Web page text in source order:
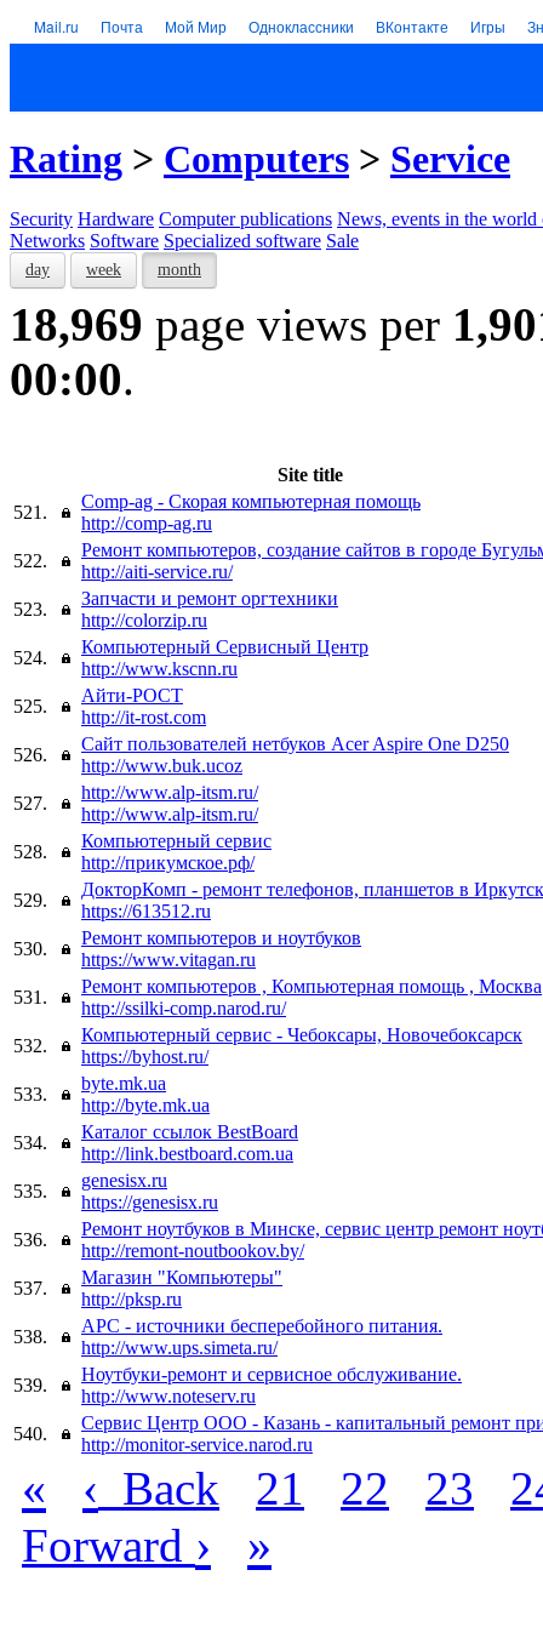
Mail.ru Почта Мой Мир Одноклассники ВКонтакте Игры
Rating > Computers > Service
Security Hardware Computer publications News, events in the world
Networks Software Specialized software Sale
day week month
18,969 page views per
00:00.
Site title
521.
Comp-ag - Скорая компьютерная помощь
http://comp-ag.ru
522.
Ремонт компьютеров, создание сайтов в городе
http://aiti-service.ru/
523.
Запчасти и ремонт оргтехники
http://colorzip.ru
524.
Компьютерный Сервисный Центр
http://www.kscnn.ru
525.
Айти-РОСТ
http://it-rost.com
526.
Сайт пользователей нетбуков Acer Aspire One D250
http://www.buk.ucoz
527.
http://www.alp-itsm.ru/
http://www.alp-itsm.ru/
528.
Компьютерный сервис
http://прикумское.рф/
529.
ДокторКомп - ремонт телефонов, планшетов в
https://613512.ru
530.
Ремонт компьютеров и ноутбуков
https://www.vitagan.ru
531.
Ремонт компьютеров , Компьютерная помощь , Москва
http://ssilki-comp.narod.ru/
532.
Компьютерный сервис - Чебоксары, Новочебоксарск
https://byhost.ru/
533.
byte.mk.ua
http://byte.mk.ua
534.
Каталог ссылок BestBoard
http://link.bestboard.com.ua
535.
genesisx.ru
https://genesisx.ru
536.
Ремонт ноутбуков в Минске, сервис центр ремонт
http://remont-noutbookov.by/
537.
Магазин "Компьютеры"
http://pksp.ru
538.
APC - источники бесперебойного питания.
http://www.ups.simeta.ru/
539.
Ноутбуки-ремонт и сервисное обслуживание.
http://www.noteserv.ru
540.
Сервис Центр ООО - Казань - капитальный ремонт
http://monitor-service.narod.ru
« ‹ Back 21 22 23
Forward › »